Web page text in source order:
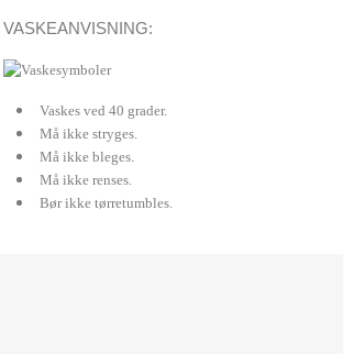
VASKEANVISNING:
Vaskes ved 40 grader.
Må ikke stryges.
Må ikke bleges.
Må ikke renses.
Bør ikke tørretumbles.